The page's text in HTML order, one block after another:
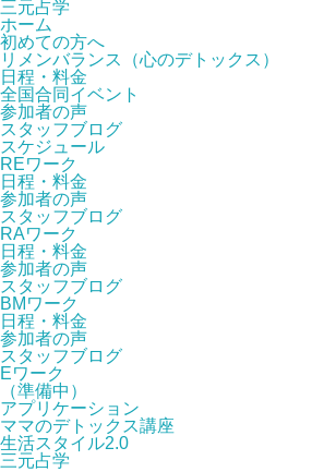
三元占学
ホーム
初めての方へ
リメンバランス（心のデトックス）
日程・料金
全国合同イベント
参加者の声
スタッフブログ
スケジュール
REワーク
日程・料金
参加者の声
スタッフブログ
RAワーク
日程・料金
参加者の声
スタッフブログ
BMワーク
日程・料金
参加者の声
スタッフブログ
Eワーク
（準備中）
アプリケーション
ママのデトックス講座
生活スタイル2.0
三元占学